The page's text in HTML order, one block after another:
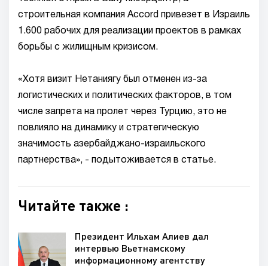
строительная компания Accord привезет в Израиль
1.600 рабочих для реализации проектов в рамках
борьбы с жилищным кризисом.
«Хотя визит Нетаниягу был отменен из-за
логистических и политических факторов, в том
числе запрета на пролет через Турцию, это не
повлияло на динамику и стратегическую
значимость азербайджано-израильского
партнерства», - подытоживается в статье.
Читайте также :
Президент Ильхам Алиев дал
интервью Вьетнамскому
информационному агентству